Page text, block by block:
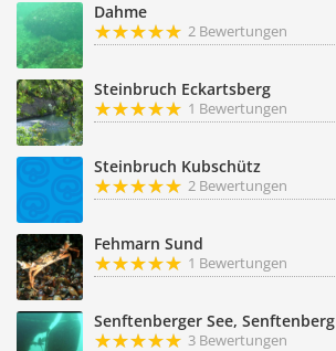
Dahme
2 Bewertungen
Steinbruch Eckartsberg
1 Bewertungen
Steinbruch Kubschütz
2 Bewertungen
Fehmarn Sund
1 Bewertungen
Senftenberger See, Senftenberg
3 Bewertungen